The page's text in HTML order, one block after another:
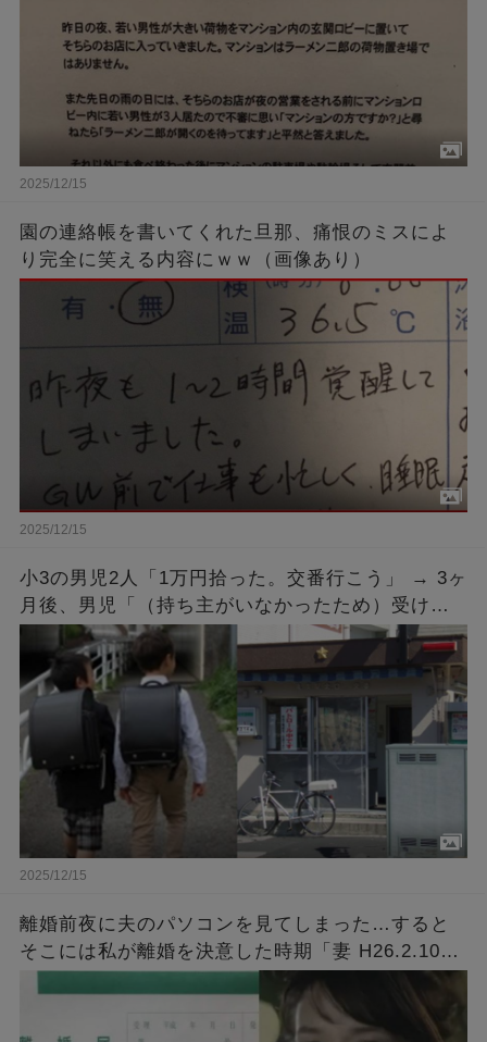
2025/12/15
園の連絡帳を書いてくれた旦那、痛恨のミスによ
り完全に笑える内容にｗｗ（画像あり）
2025/12/15
小3の男児2人「1万円拾った。交番行こう」 → 3ヶ
月後、男児「（持ち主がいなかったため）受け取
りに来ました」 → 手続きを済ませ1万円を受け取
ると…
2025/12/15
離婚前夜に夫のパソコンを見てしまった…すると
そこには私が離婚を決意した時期「妻 H26.2.10
～」とタイトルが付いた意味深なファイルが…